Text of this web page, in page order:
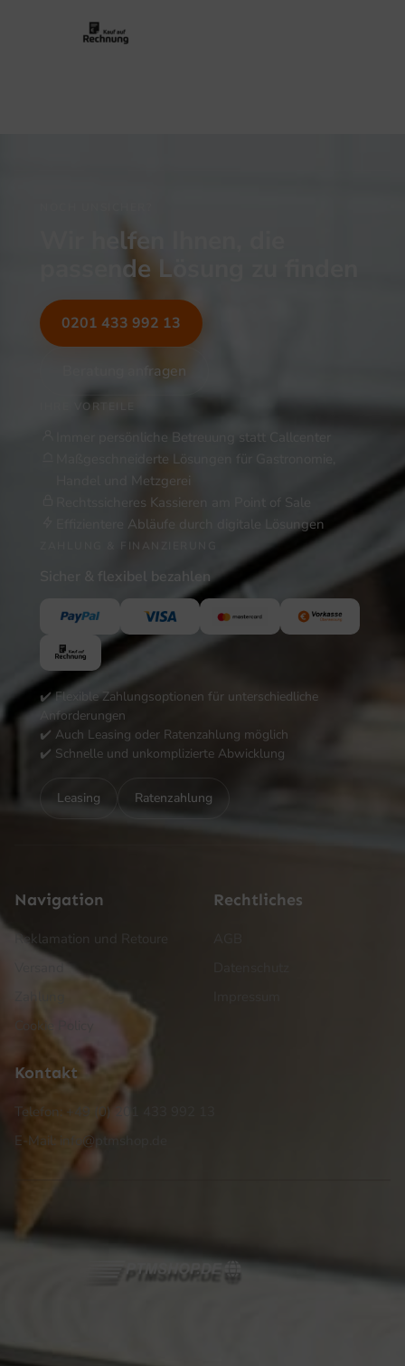
Wir helfen Ihnen, die
passende Lösung zu finden
0201 433 992 13
Beratung anfragen
IHRE VORTEILE
Immer persönliche Betreuung statt Callcenter
Maßgeschneiderte Lösungen für Gastronomie,
Handel und Metzgerei
Rechtssicheres Kassieren am Point of Sale
Effizientere Abläufe durch digitale Lösungen
ZAHLUNG & FINANZIERUNG
Sicher & flexibel bezahlen
✔️ Flexible Zahlungsoptionen für unterschiedliche
Anforderungen
✔️ Auch Leasing oder Ratenzahlung möglich
✔️ Schnelle und unkomplizierte Abwicklung
Leasing Ratenzahlung
Navigation
Reklamation und Retoure
Cookie Policy
Rechtliches
Kontakt
Telefon: +49 (0) 201 433 992 13
E-Mail: info@ptmshop.de